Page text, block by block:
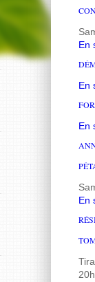
En
En
En
En